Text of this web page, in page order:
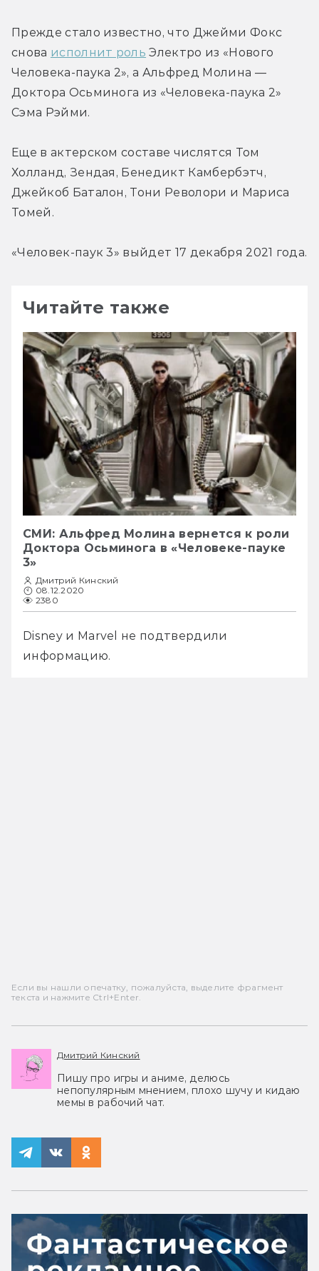
Прежде стало известно, что Джейми Фокс
снова исполнит роль Электро из «Нового
Человека-паука 2», а Альфред Молина —
Доктора Осьминога из «Человека-паука 2»
Сэма Рэйми.
Еще в актерском составе числятся Том
Холланд, Зендая, Бенедикт Камбербэтч,
Джейкоб Баталон, Тони Револори и Мариса
Томей.
«Человек-паук 3» выйдет 17 декабря 2021 года.
Читайте также
СМИ: Альфред Молина вернется к роли
Доктора Осьминога в «Человеке-пауке
3»
Дмитрий Кинский
08.12.2020
2380
Disney и Marvel не подтвердили
информацию.
Если вы нашли опечатку, пожалуйста, выделите фрагмент
текста и нажмите Ctrl+Enter.
Дмитрий Кинский
Пишу про игры и аниме, делюсь
непопулярным мнением, плохо шучу и кидаю
мемы в рабочий чат.